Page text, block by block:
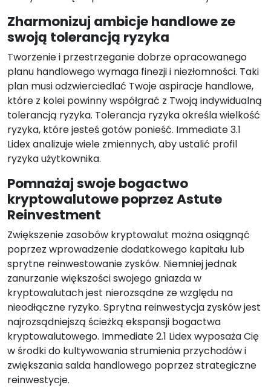
Zharmonizuj ambicje handlowe ze
swoją tolerancją ryzyka
Tworzenie i przestrzeganie dobrze opracowanego
planu handlowego wymaga finezji i niezłomności. Taki
plan musi odzwierciedlać Twoje aspiracje handlowe,
które z kolei powinny współgrać z Twoją indywidualną
tolerancją ryzyka. Tolerancja ryzyka określa wielkość
ryzyka, które jesteś gotów ponieść. Immediate 3.1
Lidex analizuje wiele zmiennych, aby ustalić profil
ryzyka użytkownika.
Pomnażaj swoje bogactwo
kryptowalutowe poprzez Astute
Reinvestment
Zwiększenie zasobów kryptowalut można osiągnąć
poprzez wprowadzenie dodatkowego kapitału lub
sprytne reinwestowanie zysków. Niemniej jednak
zanurzanie większości swojego gniazda w
kryptowalutach jest nierozsądne ze względu na
nieodłączne ryzyko. Sprytna reinwestycja zysków jest
najrozsądniejszą ścieżką ekspansji bogactwa
kryptowalutowego. Immediate 2.1 Lidex wyposaża Cię
w środki do kultywowania strumienia przychodów i
zwiększania salda handlowego poprzez strategiczne
reinwestycje.